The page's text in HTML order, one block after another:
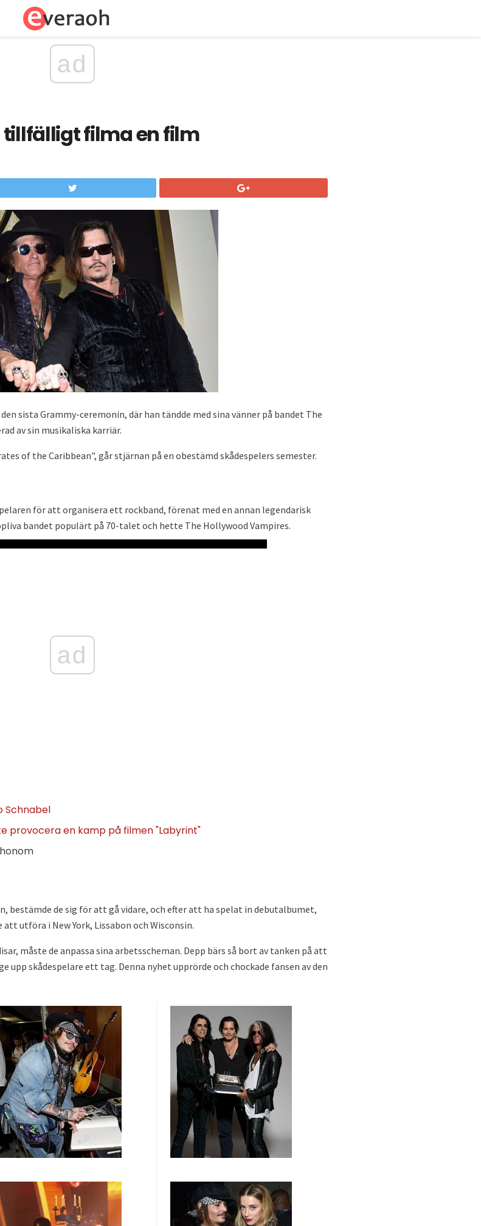
ad
filma en film
sista Grammy-ceremonin, där han tändde med sina vänner på bandet The
av sin musikaliska karriär.
of the Caribbean", går stjärnan på en obestämd skådespelers semester.
för att organisera ett rockband, förenat med en annan legendarisk
bandet populärt på 70-talet och hette The Hollywood Vampires.
ad
Schnabel
provocera en kamp på filmen "Labyrint"
bestämde de sig för att gå vidare, och efter att ha spelat in debutalbumet,
utföra i New York, Lissabon och Wisconsin.
måste de anpassa sina arbetsscheman. Depp bärs så bort av tanken på att
upp skådespelare ett tag. Denna nyhet upprörde och chockade fansen av den